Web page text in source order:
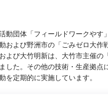
動団体「フィールドワークやす
および野洲市の「ごみゼロ大作
よび大竹明新は、大竹市主催の
した。その他の技術・生産拠点
を定期的に実施しています。